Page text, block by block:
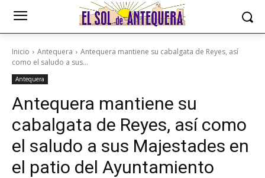
Inicio Antequera
Antequera mantiene su cabalgata de Reyes, así
como el saludo a sus...
Antequera
Antequera mantiene su
cabalgata de Reyes, así como
el saludo a sus Majestades en
el patio del Ayuntamiento